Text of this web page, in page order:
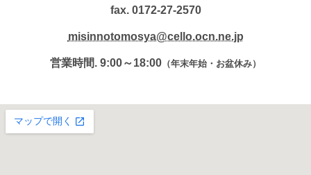
fax. 0172-27-2570
misinnotomosya@cello.ocn.ne.jp
営業時間. 9:00～18:00 （年末年始・お盆休み）